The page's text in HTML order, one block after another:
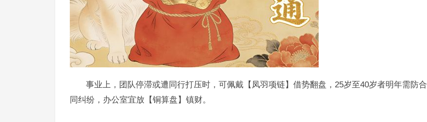
事业上，团队停滞或遭同行打压时，可佩戴【凤羽项链】借势翻盘，25岁至40岁者明年需防合
同纠纷，办公室宜放【铜算盘】镇财。